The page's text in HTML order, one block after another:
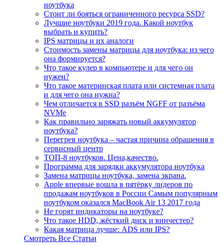
ноутбука
Стоит ли бояться ограниченного ресурса SSD?
Лучшие ноутбуки 2019 года. Какой ноутбук
выбрать и купить?
IPS матрицы и их аналоги
Стоимость замены матрицы для ноутбука: из чего
она формируется?
Что такое кулер в компьютере и для чего он
нужен?
Что такое материнская плата или системная плата
и для чего она нужна?
Чем отличается в SSD разъём NGFF от разъёма
NVMe
Как правильно заряжать новый аккумулятор
ноутбука?
Перегрев ноутбука – частая причина обращения в
сервисный центр
ТОП-8 ноутбуков. Цена,качество.
Программа для зарядки аккумулятора ноутбука
Замена матрицы ноутбука, замена экрана.
Apple впервые вошла в пятёрку лидеров по
продажам ноутбуков в России Самым популярным
ноутбуком оказался MacBook Air 13 2017 года
Не горят индикаторы на ноутбуке?
Что такое HDD, жёсткий диск и винчестер?
Какая матрица лучше: ADS или IPS?
Смотреть Все Статьи